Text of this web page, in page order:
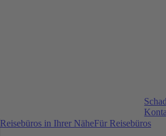
Reisebüros in Ihrer NäheFür Reisebüros